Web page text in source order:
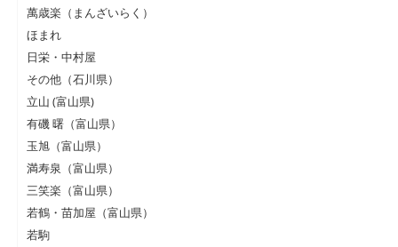
萬歳楽（まんざいらく）
ほまれ
日栄・中村屋
その他（石川県）
立山 (富山県)
有磯 曙（富山県）
玉旭（富山県）
満寿泉（富山県）
三笑楽（富山県）
若鶴・苗加屋（富山県）
若駒